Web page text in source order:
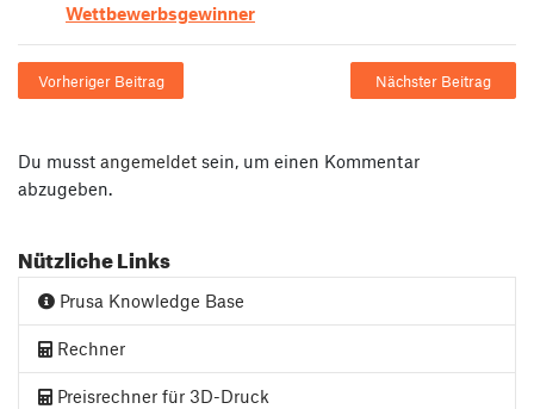
Wettbewerbsgewinner
Vorheriger Beitrag Nächster Beitrag
Du musst angemeldet sein, um einen Kommentar
abzugeben.
Nützliche Links
Prusa Knowledge Base
Rechner
Preisrechner für 3D-Druck